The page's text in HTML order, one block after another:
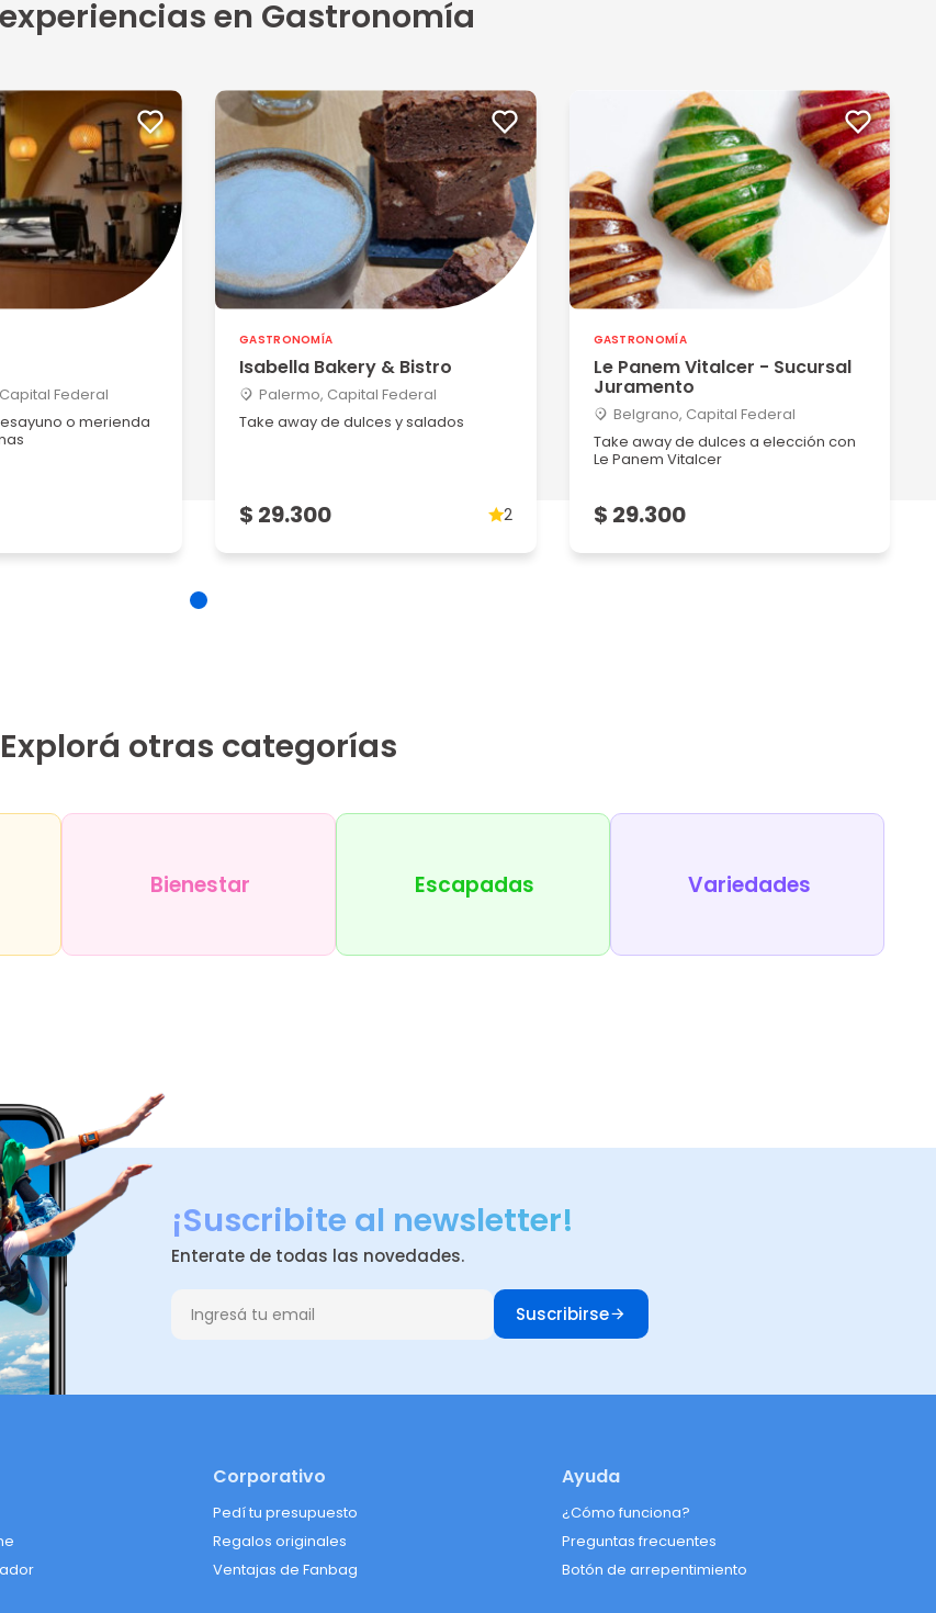
en Gastronomía
Federal
o merienda
GASTRONOMÍA
Isabella Bakery & Bistro
Palermo, Capital Federal
Take away de dulces y salados
$ 29.300 2
GASTRONOMÍA
Le Panem Vitalcer - Sucursal
Juramento
Belgrano, Capital Federal
Take away de dulces a elección con
Le Panem Vitalcer
$ 29.300
Explorá otras categorías
Bienestar Escapadas Variedades
¡Suscribite al newsletter!
Enterate de todas las novedades.
Suscribirse
Corporativo
Pedí tu presupuesto
Regalos originales
Ventajas de Fanbag
Ayuda
¿Cómo funciona?
Preguntas frecuentes
Botón de arrepentimiento